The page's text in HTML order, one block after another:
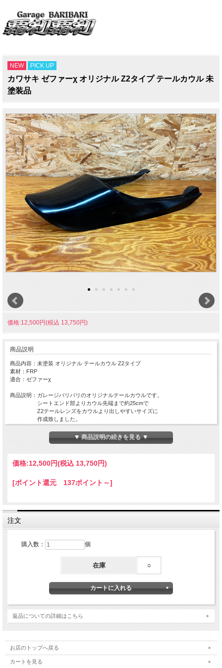
NEW PICK UP
カワサキ ゼファーχ オリジナル Z2タイプ テールカウル 未
塗装品
価格:12,500円(税込 13,750円)
商品説明
商品内容：未塗装 オリジナル テールカウル Z2タイプ
素材：FRP
適合：ゼファーχ
商品説明：ガレージバリバリのオリジナルテールカウルです。
シートエンド部よりカウル先端まで約25cmで
Z2テールレンズをカウルより出しやすいサイズに
作成致しました。
別に販売しております、弊社オリジナルフェンダーレスキット
にはこちらのテールカウルを使用しております。
注意事項
・本商品は未塗装品です。お好みのカラーに塗装してご使用ください。
・装着がシート下フレーム２か所のみです。その為、バタつき防止に
お勧めいたします。
・取り付け中に生じた不具合に関しましては当社にて一切責任を負いかねますので
・予めご了承よろしくお願いします。
・PCディスプレイの性質上、商品の色味等、的確に表現されない場合がございま
す。
在庫状況によりメーカーから取り寄せになる場合がございます。
▼ 商品説明の続きを見る ▼
価格:12,500円(税込 13,750円)
[ポイント還元 137ポイント～]
注文
購入数： 個
在庫 ○
返品についての詳細はこちら
お店のトップへ戻る
カートを見る